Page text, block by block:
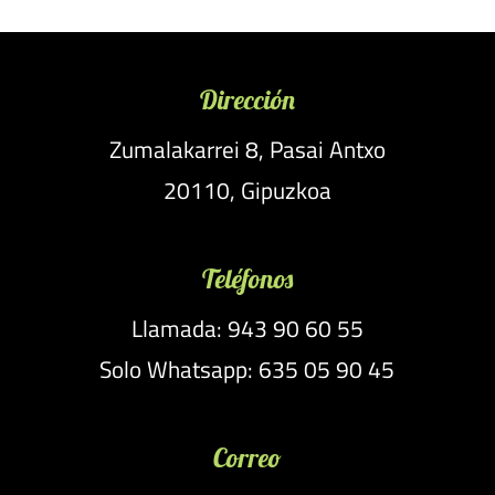
Dirección
Zumalakarrei 8, Pasai Antxo
20110, Gipuzkoa
Teléfonos
Llamada: 943 90 60 55
Solo Whatsapp: 635 05 90 45
Correo